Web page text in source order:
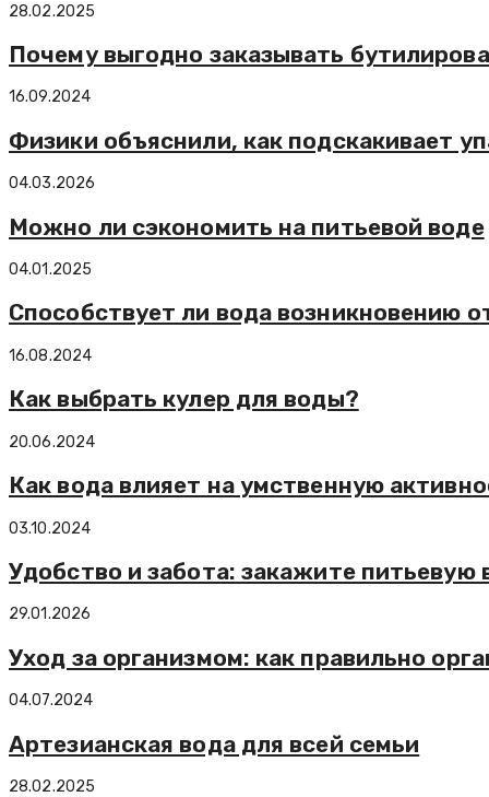
28.02.2025
Почему выгодно заказывать
16.09.2024
Физики объяснили, как подскакивает
04.03.2026
Можно ли сэкономить на питьевой воде
04.01.2025
Способствует ли вода возникновению
16.08.2024
Как выбрать кулер для воды?
20.06.2024
Как вода влияет на умственную
03.10.2024
Удобство и забота: закажите питьевую
29.01.2026
Уход за организмом: как правильно
04.07.2024
Артезианская вода для всей семьи
28.02.2025